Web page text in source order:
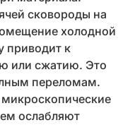
сковороды на
холодной
приводит к
или сжатию. Это
переломам.
ослабляют